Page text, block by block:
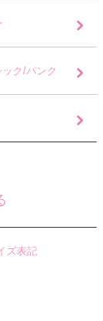
ク/パンク
ズ表記